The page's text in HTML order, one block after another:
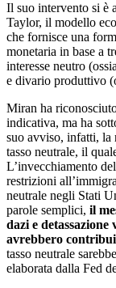
Il suo intervento si è
Taylor, il modello
che fornisce una
monetaria in base a
interesse neutro (ossia
e divario produttivo
Miran ha
indicativa, ma ha
suo avviso, infatti, la
tasso neutrale, il
L’invecchiamento
restrizioni
neutrale negli Stati
parole semplici, il
dazi e
avrebbero
tasso neutrale
elaborata dalla Fed